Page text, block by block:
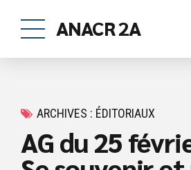
ANACR 2A
ARCHIVES : ÉDITORIAUX
AG du 25